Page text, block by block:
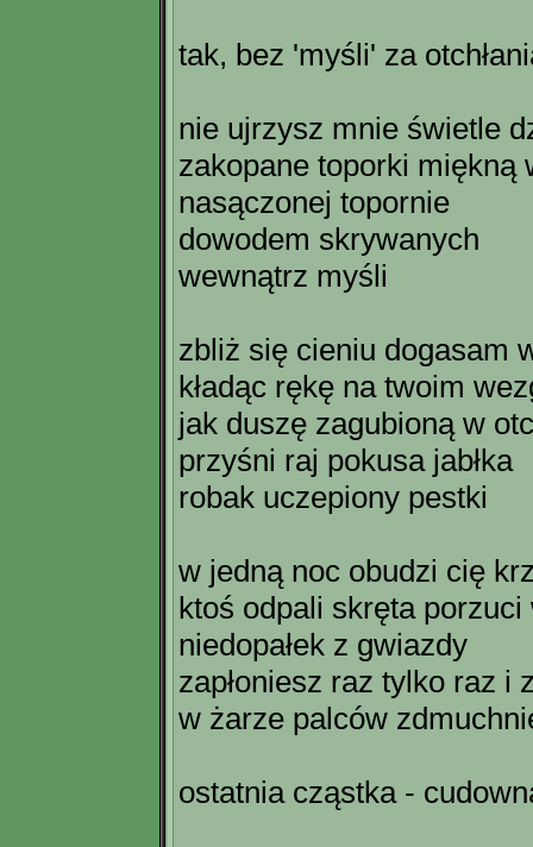
tak, bez 'myśli' za
nie ujrzysz mnie świetle
zakopane toporki miękną
nasączonej topornie
dowodem skrywanych
wewnątrz myśli
zbliż się cieniu dogasam
kładąc rękę na twoim
jak duszę zagubioną w
przyśni raj pokusa jabłka
robak uczepiony pestki
w jedną noc obudzi cię
ktoś odpali skręta
niedopałek z gwiazdy
zapłoniesz raz tylko raz i
w żarze palców
ostatnia cząstka -